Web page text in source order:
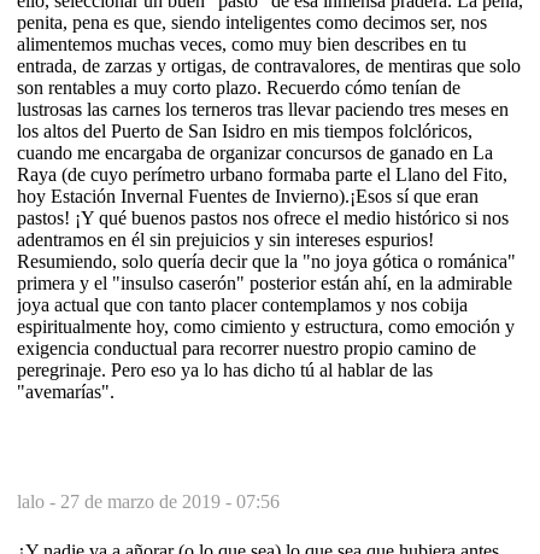
penita, pena es que, siendo inteligentes como decimos ser, nos
alimentemos muchas veces, como muy bien describes en tu
entrada, de zarzas y ortigas, de contravalores, de mentiras que solo
son rentables a muy corto plazo. Recuerdo cómo tenían de
lustrosas las carnes los terneros tras llevar paciendo tres meses en
los altos del Puerto de San Isidro en mis tiempos folclóricos,
cuando me encargaba de organizar concursos de ganado en La
Raya (de cuyo perímetro urbano formaba parte el Llano del Fito,
hoy Estación Invernal Fuentes de Invierno).¡Esos sí que eran
pastos! ¡Y qué buenos pastos nos ofrece el medio histórico si nos
adentramos en él sin prejuicios y sin intereses espurios!
Resumiendo, solo quería decir que la "no joya gótica o románica"
primera y el "insulso caserón" posterior están ahí, en la admirable
joya actual que con tanto placer contemplamos y nos cobija
espiritualmente hoy, como cimiento y estructura, como emoción y
exigencia conductual para recorrer nuestro propio camino de
peregrinaje. Pero eso ya lo has dicho tú al hablar de las
"avemarías".
lalo - 27 de marzo de 2019 - 07:56